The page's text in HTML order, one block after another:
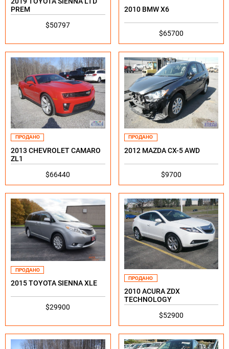
PREM
$50797
2010 BMW X6
$65700
ПРОДАНО
2013 CHEVROLET CAMARO
ZL1
$66440
ПРОДАНО
2012 MAZDA CX-5 AWD
$9700
ПРОДАНО
2015 TOYOTA SIENNA XLE
$29900
ПРОДАНО
2010 ACURA ZDX
TECHNOLOGY
$52900